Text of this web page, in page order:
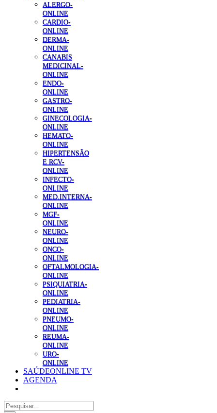
ALERGO-
ONLINE
CARDIO-
ONLINE
DERMA-
ONLINE
CANABIS
MEDICINAL-
ONLINE
ENDO-
ONLINE
GASTRO-
ONLINE
GINECOLOGIA-
ONLINE
HEMATO-
ONLINE
HIPERTENSÃO
E RCV-
ONLINE
INFECTO-
ONLINE
MED.INTERNA-
ONLINE
MGF-
ONLINE
NEURO-
ONLINE
ONCO-
ONLINE
OFTALMOLOGIA-
ONLINE
PSIQUIATRIA-
ONLINE
PEDIATRIA-
ONLINE
PNEUMO-
ONLINE
REUMA-
ONLINE
URO-
ONLINE
SAÚDEONLINE TV
AGENDA
Pesquisar